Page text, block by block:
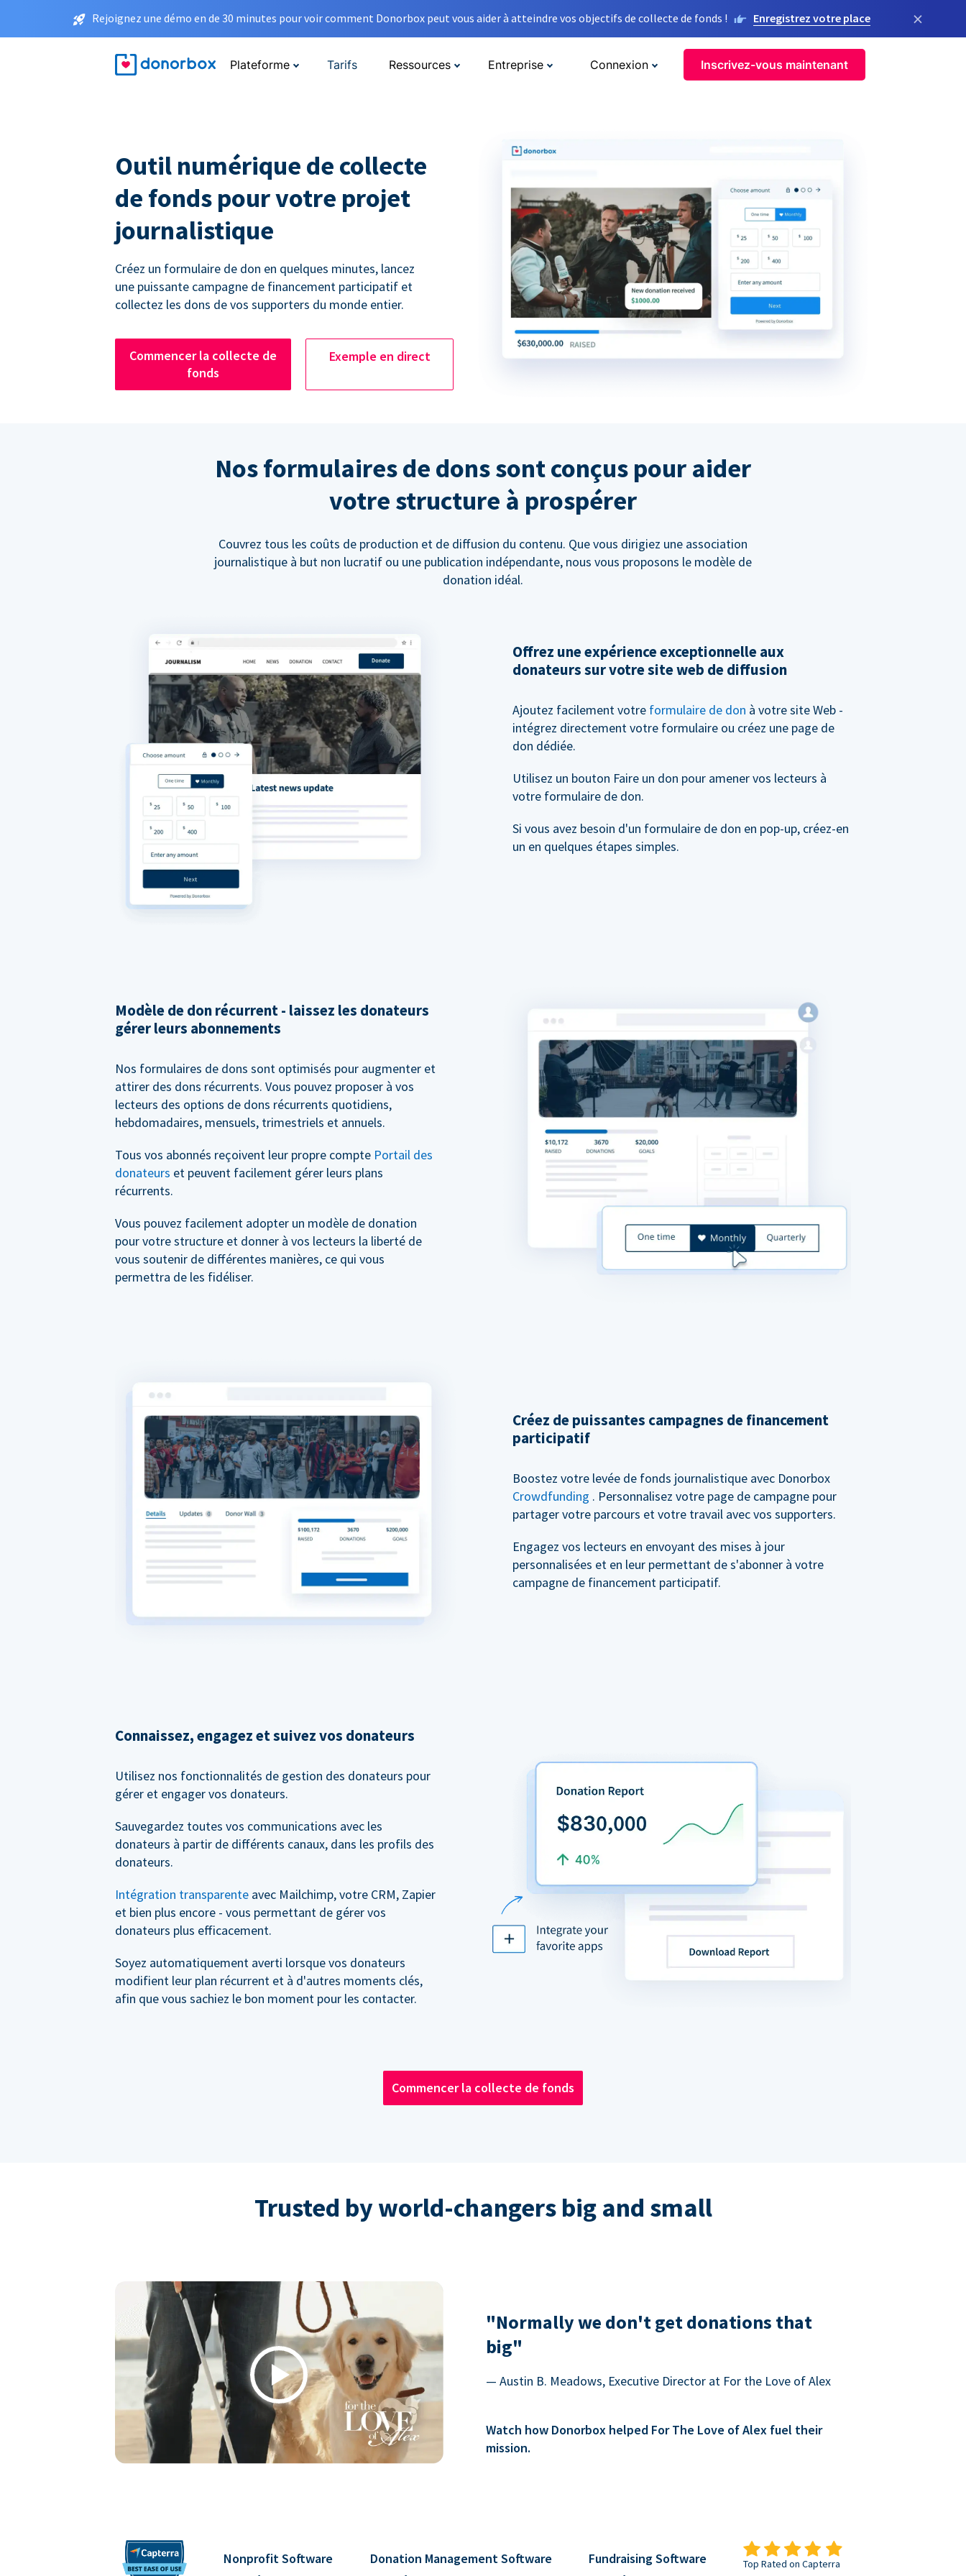
Rejoignez une démo en de 30 minutes pour voir comment Donorbox peut vous aider à atteindre vos objectifs de collecte de fonds ! Enregistrez votre place ×
Plateforme Tarifs Ressources Entreprise Connexion Inscrivez-vous maintenant
Outil numérique de collecte
de fonds pour votre projet
journalistique
Créez un formulaire de don en quelques minutes, lancez
une puissante campagne de financement participatif et
collectez les dons de vos supporters du monde entier.
Commencer la collecte de
fonds
Exemple en direct
Nos formulaires de dons sont conçus pour aider
votre structure à prospérer
Couvrez tous les coûts de production et de diffusion du contenu. Que vous dirigiez une association
journalistique à but non lucratif ou une publication indépendante, nous vous proposons le modèle de
donation idéal.
Offrez une expérience exceptionnelle aux
donateurs sur votre site web de diffusion
Ajoutez facilement votre formulaire de don à votre site Web -
intégrez directement votre formulaire ou créez une page de
don dédiée.
Utilisez un bouton Faire un don pour amener vos lecteurs à
votre formulaire de don.
Si vous avez besoin d'un formulaire de don en pop-up, créez-en
un en quelques étapes simples.
Modèle de don récurrent - laissez les donateurs
gérer leurs abonnements
Nos formulaires de dons sont optimisés pour augmenter et
attirer des dons récurrents. Vous pouvez proposer à vos
lecteurs des options de dons récurrents quotidiens,
hebdomadaires, mensuels, trimestriels et annuels.
Tous vos abonnés reçoivent leur propre compte Portail des
donateurs et peuvent facilement gérer leurs plans
récurrents.
Vous pouvez facilement adopter un modèle de donation
pour votre structure et donner à vos lecteurs la liberté de
vous soutenir de différentes manières, ce qui vous
permettra de les fidéliser.
Créez de puissantes campagnes de financement
participatif
Boostez votre levée de fonds journalistique avec Donorbox
Crowdfunding . Personnalisez votre page de campagne pour
partager votre parcours et votre travail avec vos supporters.
Engagez vos lecteurs en envoyant des mises à jour
personnalisées et en leur permettant de s'abonner à votre
campagne de financement participatif.
Connaissez, engagez et suivez vos donateurs
Utilisez nos fonctionnalités de gestion des donateurs pour
gérer et engager vos donateurs.
Sauvegardez toutes vos communications avec les
donateurs à partir de différents canaux, dans les profils des
donateurs.
Intégration transparente avec Mailchimp, votre CRM, Zapier
et bien plus encore - vous permettant de gérer vos
donateurs plus efficacement.
Soyez automatiquement averti lorsque vos donateurs
modifient leur plan récurrent et à d'autres moments clés,
afin que vous sachiez le bon moment pour les contacter.
Commencer la collecte de fonds
Trusted by world-changers big and small
Play
"Normally we don't get donations that
big"
— Austin B. Meadows, Executive Director at For the Love of Alex
Watch how Donorbox helped For The Love of Alex fuel their
mission.
Nonprofit Software Donation Management Software Fundraising Software
Top Rated on Capterra